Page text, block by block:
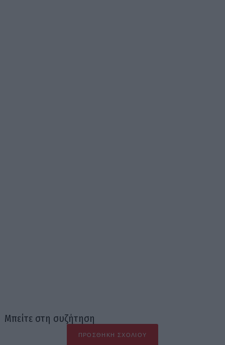
Μπείτε στη συζήτηση
ΠΡΟΣΘΉΚΗ ΣΧΟΛΊΟΥ